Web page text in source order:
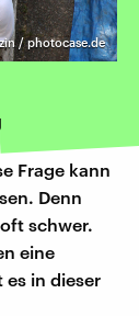
/ photocase.de
Frage kann
Denn
schwer.
eine
es in dieser